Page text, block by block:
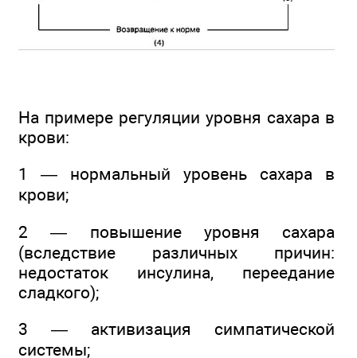
На примере регуляции уровня сахара в
крови:
1 — нормальный уровень сахара в
крови;
2 — повышение уровня сахара
(вследствие различных причин:
недостаток инсулина, переедание
сладкого);
3 — активизация симпатической
системы;